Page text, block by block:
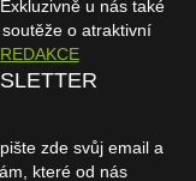
u nás také
o atraktivní
REDAKCE
zde svůj email a
které od nás